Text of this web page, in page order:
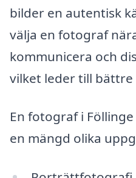
bilder en autentisk
välja en fotograf
kommunicera och
vilket leder till
En fotograf i
en mängd olika